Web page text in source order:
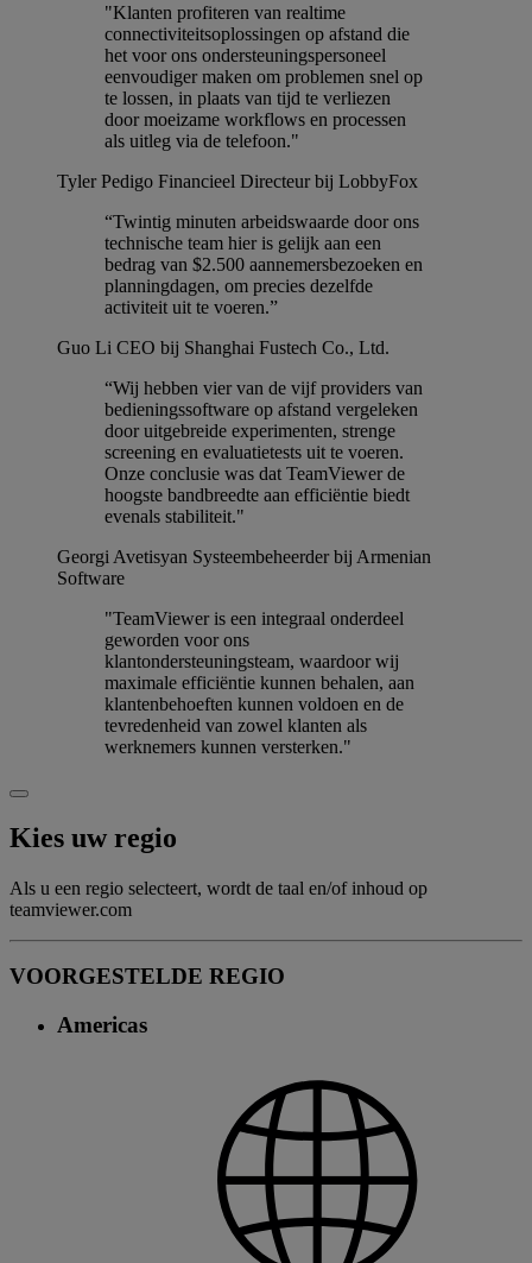
"Klanten profiteren van realtime
connectiviteitsoplossingen op afstand die
het voor ons ondersteuningspersoneel
eenvoudiger maken om problemen snel op
te lossen, in plaats van tijd te verliezen
door moeizame workflows en processen
als uitleg via de telefoon."
Tyler Pedigo Financieel Directeur bij LobbyFox
“Twintig minuten arbeidswaarde door ons
technische team hier is gelijk aan een
bedrag van $2.500 aannemersbezoeken en
planningdagen, om precies dezelfde
activiteit uit te voeren.”
Guo Li CEO bij Shanghai Fustech Co., Ltd.
“Wij hebben vier van de vijf providers van
bedieningssoftware op afstand vergeleken
door uitgebreide experimenten, strenge
screening en evaluatietests uit te voeren.
Onze conclusie was dat TeamViewer de
hoogste bandbreedte aan efficiëntie biedt
evenals stabiliteit."
Georgi Avetisyan Systeembeheerder bij Armenian
Software
"TeamViewer is een integraal onderdeel
geworden voor ons
klantondersteuningsteam, waardoor wij
maximale efficiëntie kunnen behalen, aan
klantenbehoeften kunnen voldoen en de
tevredenheid van zowel klanten als
werknemers kunnen versterken."
Kies uw regio
Als u een regio selecteert, wordt de taal en/of inhoud op
teamviewer.com
VOORGESTELDE REGIO
Americas